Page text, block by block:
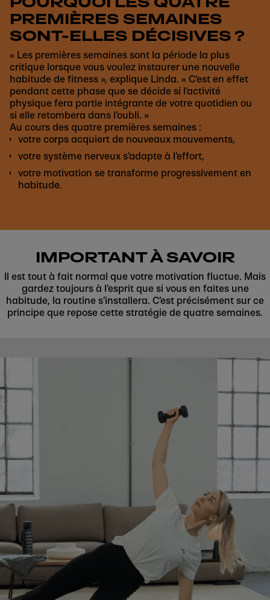
PREMIÈRES SEMAINES
SONT-ELLES DÉCISIVES ?
« Les premières semaines sont la période la plus
critique lorsque vous voulez instaurer une nouvelle
habitude de fitness », explique Linda. « C’est en effet
pendant cette phase que se décide si l’activité
physique fera partie intégrante de votre quotidien ou
si elle retombera dans l’oubli. »
Au cours des quatre premières semaines :
votre corps acquiert de nouveaux mouvements,
votre système nerveux s’adapte à l’effort,
votre motivation se transforme progressivement en
habitude.
IMPORTANT À SAVOIR
Il est tout à fait normal que votre motivation fluctue. Mais
gardez toujours à l’esprit que si vous en faites une
habitude, la routine s’installera. C’est précisément sur ce
principe que repose cette stratégie de quatre semaines.